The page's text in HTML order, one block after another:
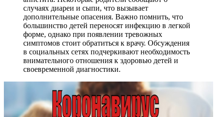
случаях диареи и сыпи, что вызывает
дополнительные опасения. Важно помнить, что
большинство детей переносят инфекцию в легкой
форме, однако при появлении тревожных
симптомов стоит обратиться к врачу. Обсуждения
в социальных сетях подчеркивают необходимость
внимательного отношения к здоровью детей и
своевременной диагностики.